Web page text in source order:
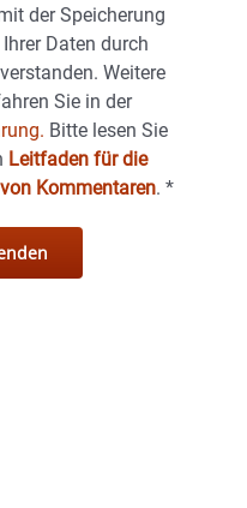
der Speicherung
Daten durch
Weitere
Sie in der
Bitte lesen Sie
Leitfaden für die
Kommentaren.*